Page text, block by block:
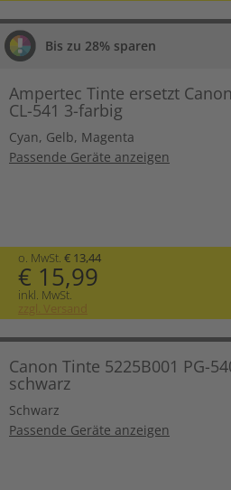
Bis zu 28% sparen
Ampertec Tinte ersetzt Canon
CL-541 3-farbig
Cyan, Gelb, Magenta
Passende Geräte anzeigen
o. MwSt. € 13,44
€ 15,99
inkl. MwSt.
zzgl. Versand
Canon Tinte 5225B001 PG-
schwarz
Schwarz
Passende Geräte anzeigen